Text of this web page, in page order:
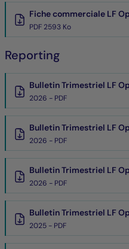
Fiche commerciale LF
PDF 2593 Ko
Reporting
Bulletin Trimestriel LF
2026 - PDF
Bulletin Trimestriel LF
2026 - PDF
Bulletin Trimestriel LF
2026 - PDF
Bulletin Trimestriel LF
2025 - PDF